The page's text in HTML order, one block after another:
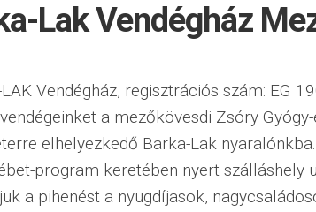
Lak Vendégház
LAK Vendégház, regisztrációs szám: EG
a mezőkövesdi Zsóry
elhelyezkedő Barka-Lak
program keretében nyert szálláshely
a pihenést a nyugdíjasok,